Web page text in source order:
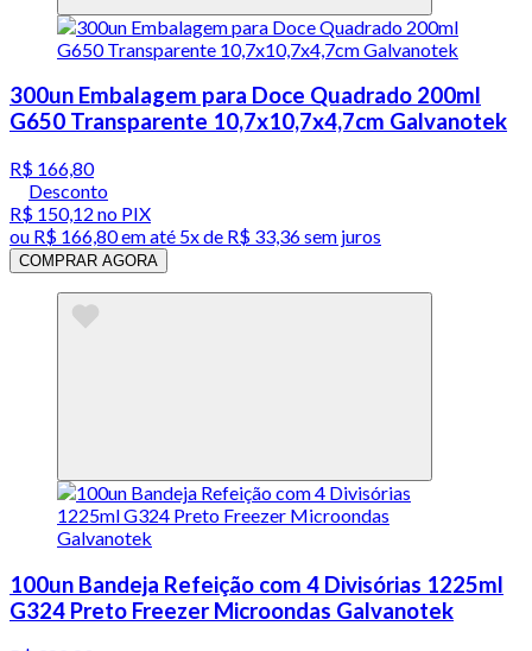
300un Embalagem para Doce Quadrado 200ml
G650 Transparente 10,7x10,7x4,7cm Galvanotek
R$ 166,80
Desconto
R$ 150,12 no PIX
ou R$ 166,80em até 5x de R$ 33,36 sem juros
COMPRAR AGORA
100un Bandeja Refeição com 4 Divisórias 1225ml
G324 Preto Freezer Microondas Galvanotek